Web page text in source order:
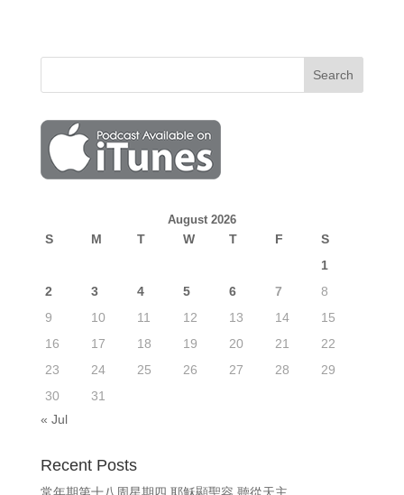
August 2026
S M T W T F
S
1
2
3 4 5 6 7
8
9
10 11 12 13 14
15
16
17 18 19 20 21
22
23
24 25 26 27 28
29
30
31
« Jul
Recent Posts